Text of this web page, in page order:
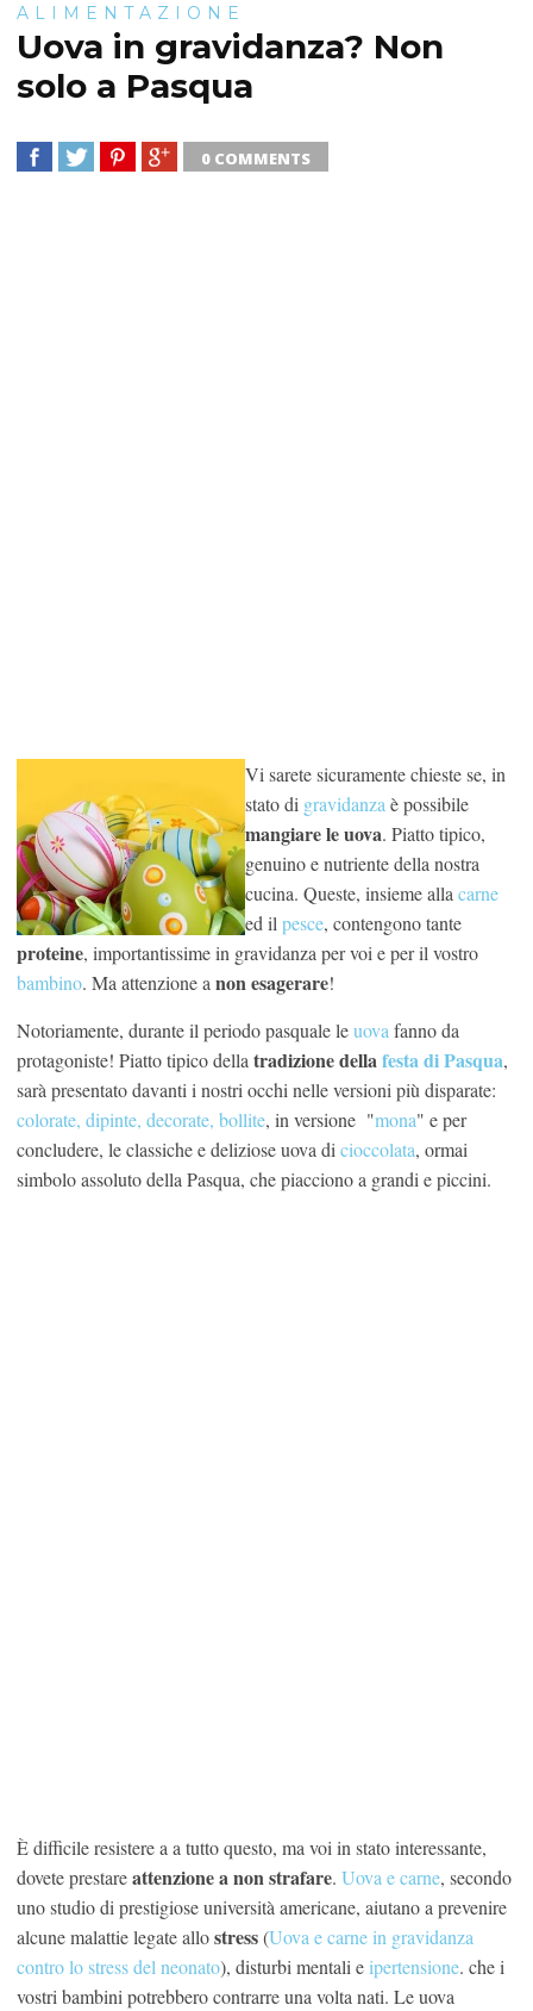
ALIMENTAZIONE
Uova in gravidanza? Non
solo a Pasqua
0 COMMENTS
Vi sarete sicuramente chieste se, in
stato di gravidanza è possibile
mangiare le uova. Piatto tipico,
genuino e nutriente della nostra
cucina. Queste, insieme alla carne
ed il pesce, contengono tante
proteine, importantissime in gravidanza per voi e per il vostro
bambino. Ma attenzione a non esagerare!
Notoriamente, durante il periodo pasquale leuova fanno da
protagoniste! Piatto tipico della tradizione dellafesta di Pasqua,
sarà presentato davanti i nostri occhi nelle versioni più disparate:
colorate, dipinte, decorate, bollite, in versione "mona" e per
concludere, le classiche e deliziose uova di cioccolata, ormai
simbolo assoluto della Pasqua, che piacciono a grandi e piccini.
È difficile resistere a a tutto questo, ma voi in stato interessante,
dovete prestareattenzione a non strafare. Uova e carne, secondo
uno studio di prestigiose università americane, aiutano a prevenire
alcune malattie legate allostress(Uova e carne in gravidanza
contro lo stress del neonato), disturbi mentali e ipertensione. che i
vostri bambini potrebbero contrarre una volta nati. Le uova